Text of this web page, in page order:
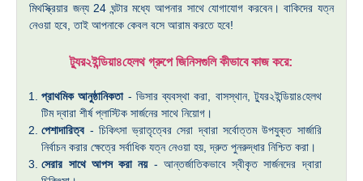
মিথস্ক্রিয়ার জন্য 24 ঘন্টার মধ্যে আপনার সাথে যোগাযোগ করবেন। বাকিদের যত্ন
নেওয়া হবে, তাই আপনাকে কেবল বসে আরাম করতে হবে!
ট্যুর২ইন্ডিয়া৪হেলথ গ্রুপে জিনিসগুলি কীভাবে কাজ করে:
প্রাথমিক আনুষ্ঠানিকতা- ভিসার ব্যবস্থা করা, বাসস্থান, ট্যুর২ইন্ডিয়া৪হেলথ
টিম দ্বারা শীর্ষ প্লাস্টিক সার্জনের সাথে নিয়োগ।
পেশাদারিত্ব - চিকিৎসা ভ্রাতৃত্বের সেরা দ্বারা সর্বোত্তম উপযুক্ত সার্জারি
নির্বাচন করার ক্ষেত্রে সর্বাধিক যত্ন নেওয়া হয়, দ্রুত পুনরুদ্ধার নিশ্চিত করা।
সেরার সাথে আপস করা নয়- আন্তর্জাতিকভাবে স্বীকৃত সার্জনদের দ্বারা